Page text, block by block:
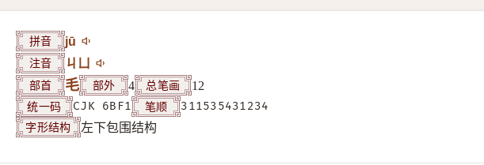
拼音 jū
注音 ㄐㄩ
部首 毛 部外 4 总笔画 12
统一码 CJK 6BF1 笔顺 311535431234
字形结构 左下包围结构